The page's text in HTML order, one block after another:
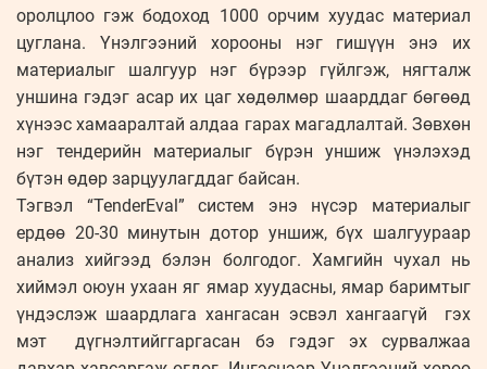
оролцлоо гэж бодоход 1000 орчим хуудас материал
цуглана. Үнэлгээний хорооны нэг гишүүн энэ их
материалыг шалгуур нэг бүрээр гүйлгэж, нягталж
уншина гэдэг асар их цаг хөдөлмөр шаарддаг бөгөөд
хүнээс хамааралтай алдаа гарах магадлалтай. Зөвхөн
нэг тендерийн материалыг бүрэн уншиж үнэлэхэд
бүтэн өдөр зарцуулагддаг байсан.
Тэгвэл “TenderEval” систем энэ нүсэр материалыг
ердөө 20-30 минутын дотор уншиж, бүх шалгуураар
анализ хийгээд бэлэн болгодог. Хамгийн чухал нь
хиймэл оюун ухаан яг ямар хуудасны, ямар баримтыг
үндэслэж шаардлага хангасан эсвэл хангаагүй гэх
мэт дүгнэлтийггаргасан бэ гэдэг эх сурвалжаа